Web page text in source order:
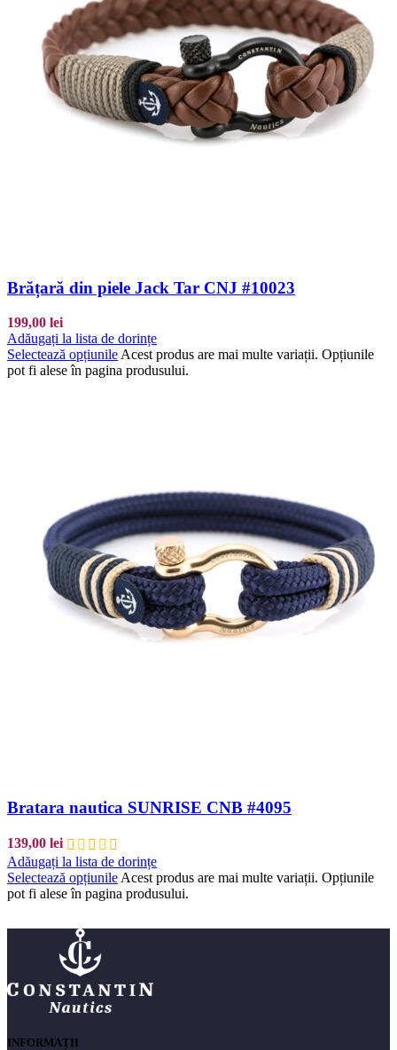
Brățară din piele Jack Tar CNJ #10023
199,00 lei
Adăugați la lista de dorințe
Selectează opțiunile Acest produs are mai multe variații. Opțiunile
pot fi alese în pagina produsului.
Bratara nautica SUNRISE CNB #4095
139,00 lei
Adăugați la lista de dorințe
Selectează opțiunile Acest produs are mai multe variații. Opțiunile
pot fi alese în pagina produsului.
INFORMAȚII